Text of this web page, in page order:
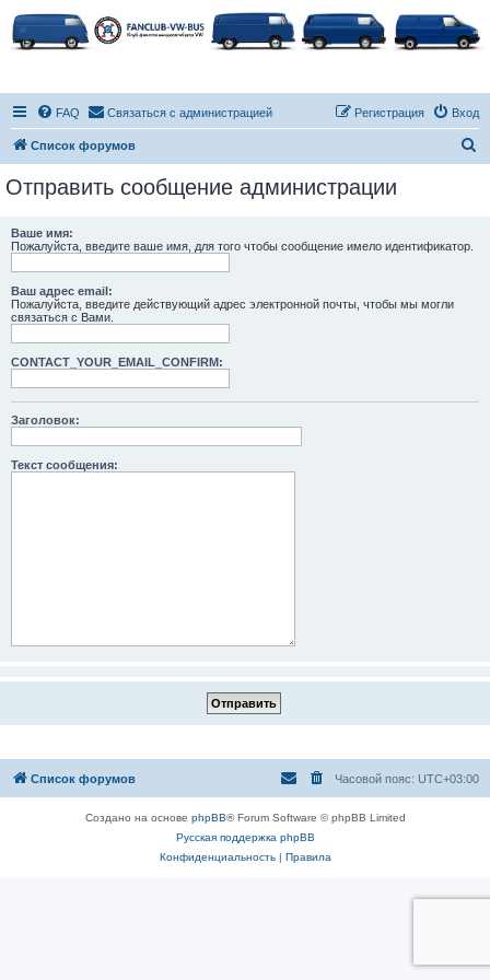
FAQ Связаться с администрацией Вход
Регистрация
Список форумов
Отправить сообщение администрации
Ваше имя:
Пожалуйста, введите ваше имя, для того чтобы сообщение имело идентификатор.
Ваш адрес email:
Пожалуйста, введите действующий адрес электронной почты, чтобы мы могли
связаться с Вами.
CONTACT_YOUR_EMAIL_CONFIRM:
Заголовок:
Текст сообщения:
Список форумов Часовой пояс: UTC+03:00
Создано на основе phpBB® Forum Software © phpBB Limited
Русская поддержка phpBB
Конфиденциальность| Правила